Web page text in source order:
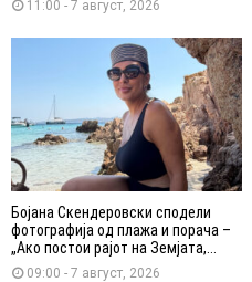
11:00 - 7 август, 2026
Бојана Скендеровски сподели
фотографија од плажа и порача –
„Ако постои рајот на Земјата,...
09:00 - 7 август, 2026